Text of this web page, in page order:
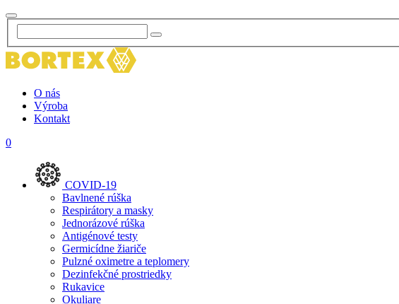
O nás
Výroba
Kontakt
0
COVID-19
Bavlnené rúška
Respirátory a masky
Jednorázové rúška
Antigénové testy
Germicídne žiariče
Pulzné oximetre a teplomery
Dezinfekčné prostriedky
Rukavice
Okuliare